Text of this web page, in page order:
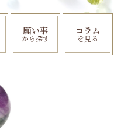
願い事
から探す
コラム
を見る